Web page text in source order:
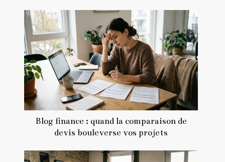
Blog finance : quand la comparaison de
devis bouleverse vos projets